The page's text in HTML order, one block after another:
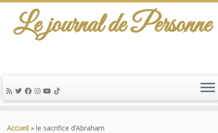
au
Le journal de Personne
Accueil » le sacrifice d’Abraham